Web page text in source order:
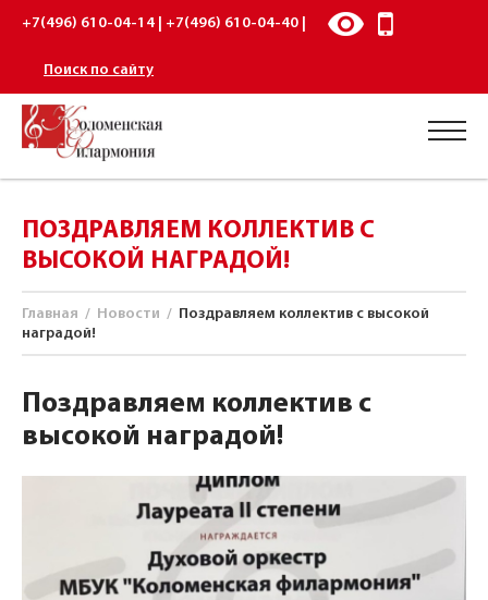
+7(496) 610-04-14 | +7(496) 610-04-40 |
Поиск по сайту
ПОЗДРАВЛЯЕМ КОЛЛЕКТИВ С
ВЫСОКОЙ НАГРАДОЙ!
Главная / Новости / Поздравляем коллектив с высокой
наградой!
Поздравляем коллектив с
высокой наградой!